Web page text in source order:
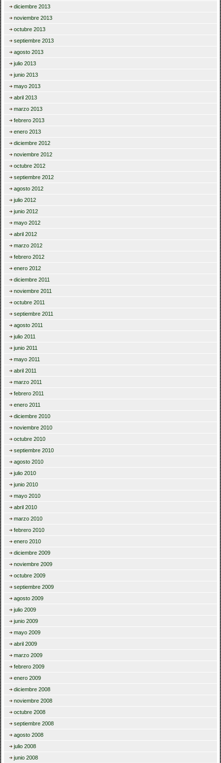
diciembre 2013
noviembre 2013
octubre 2013
septiembre 2013
agosto 2013
julio 2013
junio 2013
mayo 2013
abril 2013
marzo 2013
febrero 2013
enero 2013
diciembre 2012
noviembre 2012
octubre 2012
septiembre 2012
agosto 2012
julio 2012
junio 2012
mayo 2012
abril 2012
marzo 2012
febrero 2012
enero 2012
diciembre 2011
noviembre 2011
octubre 2011
septiembre 2011
agosto 2011
julio 2011
junio 2011
mayo 2011
abril 2011
marzo 2011
febrero 2011
enero 2011
diciembre 2010
noviembre 2010
octubre 2010
septiembre 2010
agosto 2010
julio 2010
junio 2010
mayo 2010
abril 2010
marzo 2010
febrero 2010
enero 2010
diciembre 2009
noviembre 2009
octubre 2009
septiembre 2009
agosto 2009
julio 2009
junio 2009
mayo 2009
abril 2009
marzo 2009
febrero 2009
enero 2009
diciembre 2008
noviembre 2008
octubre 2008
septiembre 2008
agosto 2008
julio 2008
junio 2008